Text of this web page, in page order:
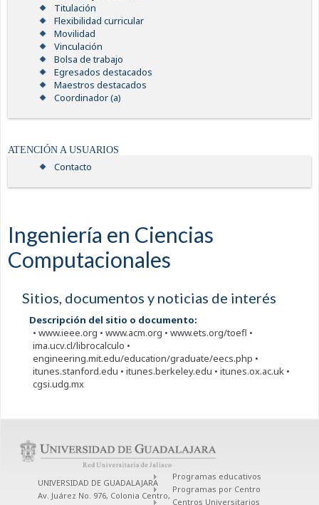
Titulación
Flexibilidad curricular
Movilidad
Vinculación
Bolsa de trabajo
Egresados destacados
Maestros destacados
Coordinador (a)
ATENCIÓN A USUARIOS
Contacto
Ingeniería en Ciencias
Computacionales
Sitios, documentos y noticias de interés
Descripción del sitio o documento:
• www.ieee.org • www.acm.org • www.ets.org/toefl •
ima.ucv.cl/librocalculo •
engineering.mit.edu/education/graduate/eecs.php •
itunes.stanford.edu • itunes.berkeley.edu • itunes.ox.ac.uk •
cgsi.udg.mx
UNIVERSIDAD DE GUADALAJARA
Av. Juárez No. 976, Colonia Centro,
Programas educativos
Programas por Centro
Centros Universitarios